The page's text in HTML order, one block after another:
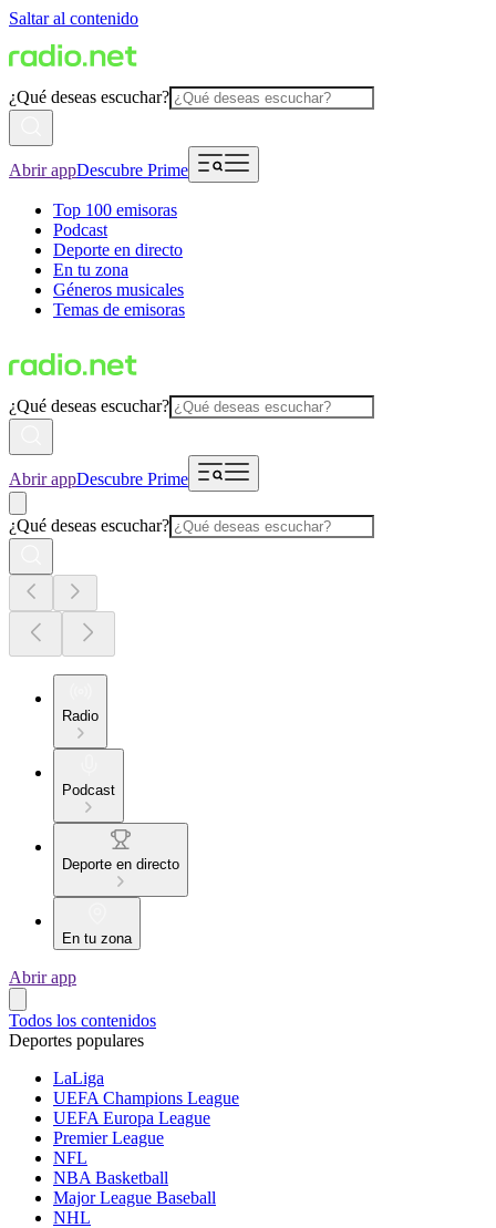
Saltar al contenido
¿Qué deseas escuchar?
Abrir appDescubre Prime
Top 100 emisoras
Podcast
Deporte en directo
En tu zona
Géneros musicales
Temas de emisoras
¿Qué deseas escuchar?
Abrir appDescubre Prime
¿Qué deseas escuchar?
Radio
Podcast
Deporte en directo
En tu zona
Abrir app
Todos los contenidos
Deportes populares
LaLiga
UEFA Champions League
UEFA Europa League
Premier League
NFL
NBA Basketball
Major League Baseball
NHL